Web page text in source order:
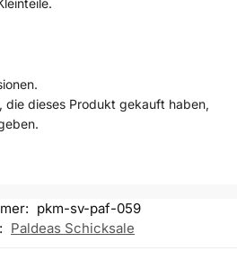
die dieses Produkt gekauft haben,
pkm-sv-paf-059
Paldeas Schicksale